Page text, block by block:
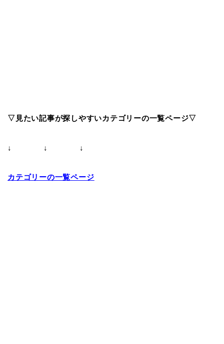
▽見たい記事が探しやすいカテゴリーの一覧ページ▽
↓ ↓ ↓
カテゴリーの一覧ページ